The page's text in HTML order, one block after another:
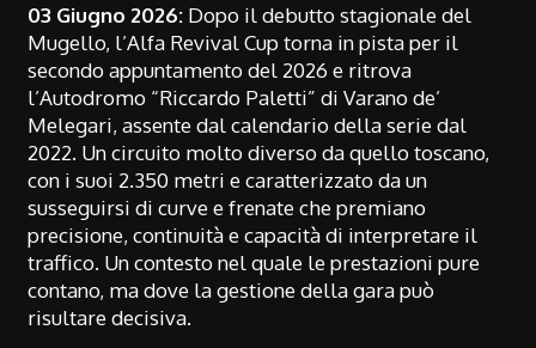
03 Giugno 2026: Dopo il debutto stagionale del
Mugello, l’Alfa Revival Cup torna in pista per il
secondo appuntamento del 2026 e ritrova
l’Autodromo “Riccardo Paletti” di Varano de’
Melegari, assente dal calendario della serie dal
2022. Un circuito molto diverso da quello toscano,
con i suoi 2.350 metri e caratterizzato da un
susseguirsi di curve e frenate che premiano
precisione, continuità e capacità di interpretare il
traffico. Un contesto nel quale le prestazioni pure
contano, ma dove la gestione della gara può
risultare decisiva.